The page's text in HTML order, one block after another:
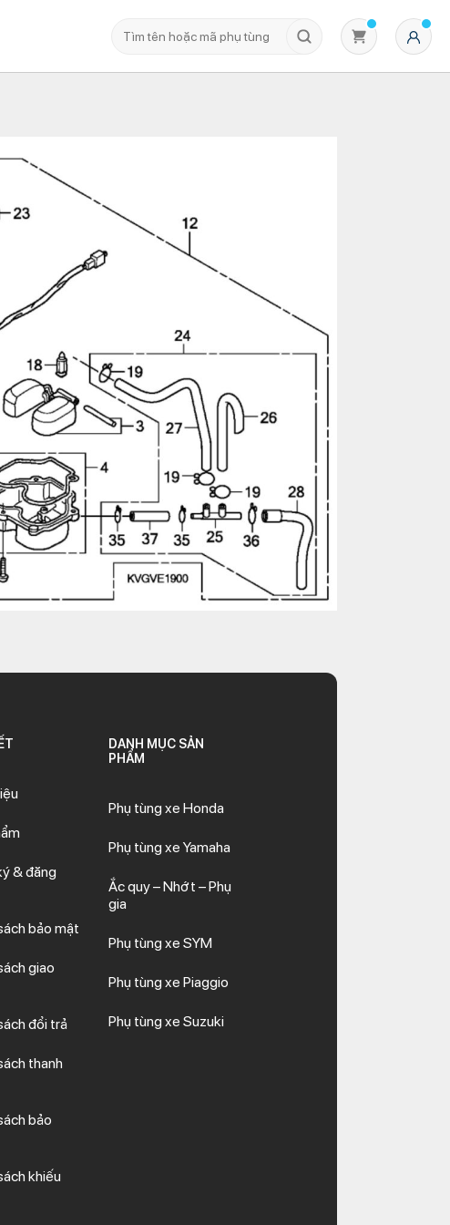
Không có sản phẩm nào trong giỏ hàng
& đăng
bảo mật
giao
đổi trả
thanh
bảo
khiếu
DANH MỤC SẢN
PHẨM
Phụ tùng xe Honda
Phụ tùng xe Yamaha
Ắc quy – Nhớt – Phụ
gia
Phụ tùng xe SYM
Phụ tùng xe Piaggio
Phụ tùng xe Suzuki